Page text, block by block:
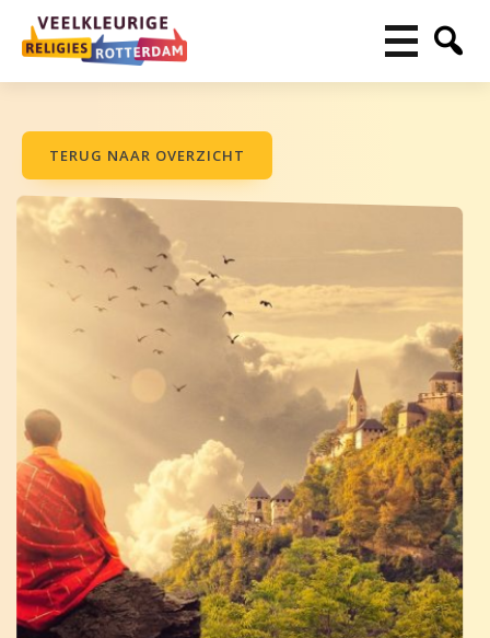
TERUG NAAR OVERZICHT